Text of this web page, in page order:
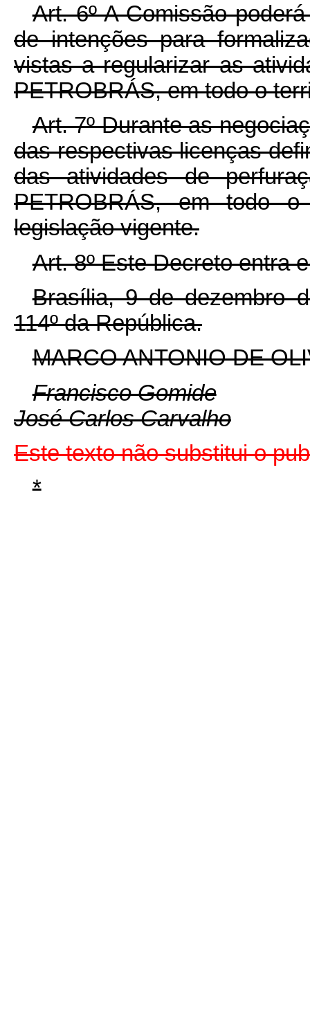
Art. 6º A Comissão
de intenções para
vistas a regularizar as
PETROBRÁS, em todo o
Art. 7º Durante as
das respectivas licenças
das atividades de
PETROBRÁS, em todo
legislação vigente.
Art. 8º Este Decreto entra
Brasília, 9 de dezembro
114º da República.
MARCO ANTONIO DE
Francisco Gomide
José Carlos Carvalho
Este texto não substitui o
*